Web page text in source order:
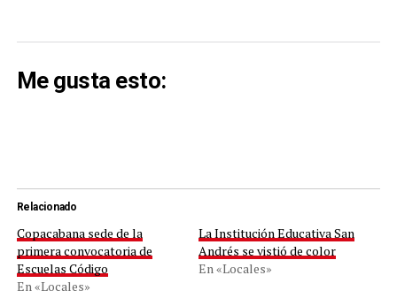
Me gusta esto:
Relacionado
Copacabana sede de la
primera convocatoria de
Escuelas Código
En «Locales»
La Institución Educativa San
Andrés se vistió de color
En «Locales»